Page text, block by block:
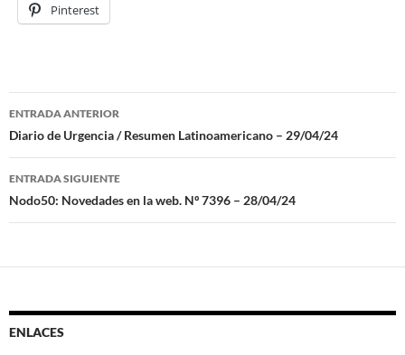
Pinterest
Navegación
de
entradas
ENTRADA ANTERIOR
Diario de Urgencia / Resumen Latinoamericano – 29/04/24
ENTRADA SIGUIENTE
Nodo50: Novedades en la web. Nº 7396 – 28/04/24
ENLACES